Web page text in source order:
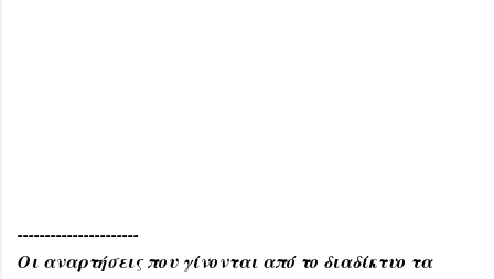
----------------------
Οι αναρτήσεις που γίνονται από το διαδίκτυο τα